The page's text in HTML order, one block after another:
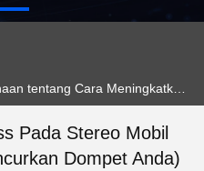
Pada Stereo Mobil
Dompet Anda)